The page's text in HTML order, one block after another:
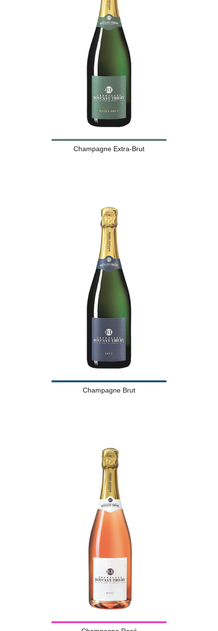
Champagne Extra-Brut
Champagne Brut